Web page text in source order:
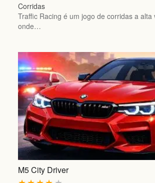
Corridas
Traffic Racing é um jogo de corridas a alta
onde…
M5 City Driver